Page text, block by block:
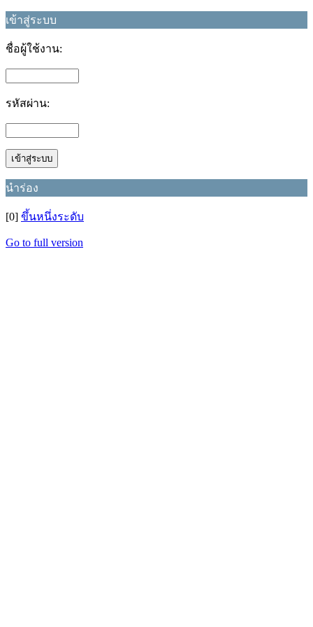
เข้าสู่ระบบ
ชื่อผู้ใช้งาน:
รหัสผ่าน:
นำร่อง
[0] ขึ้นหนึ่งระดับ
Go to full version